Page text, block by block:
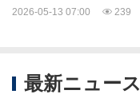
2026-05-13 07:00 239
最新ニュース